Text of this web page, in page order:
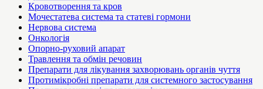
Кровотворення та кров
Мочестатева система та статеві гормони
Нервова система
Онкологія
Опорно-руховий апарат
Травлення та обмін речовин
Препарати для лікування захворювань органів чуття
Протимікробні препарати для системного застосування